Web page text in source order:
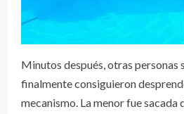
Minutos después, otras personas
finalmente consiguieron
mecanismo. La menor fue sacada